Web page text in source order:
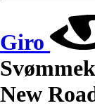
Giro
New